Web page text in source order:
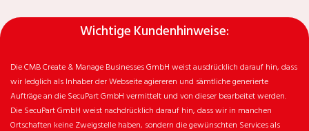
Wichtige Kundenhinweise:
Die CMB Create & Manage Businesses GmbH weist ausdrücklich darauf hin, dass
wir ledglich als Inhaber der Webseite agiereren und sämtliche generierte
Aufträge an die SecuPart GmbH vermittelt und von dieser bearbeitet werden.
Die SecuPart GmbH weist nachdrücklich darauf hin, dass wir in manchen
Ortschaften keine Zweigstelle haben, sondern die gewünschten Services als